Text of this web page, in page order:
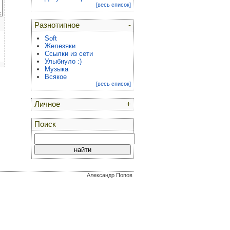
[весь список]
-
Разнотипное
Soft
Железяки
Ссылки из сети
Улыбнуло :)
Музыка
Всякое
[весь список]
+
Личное
Поиск
Александр Попов